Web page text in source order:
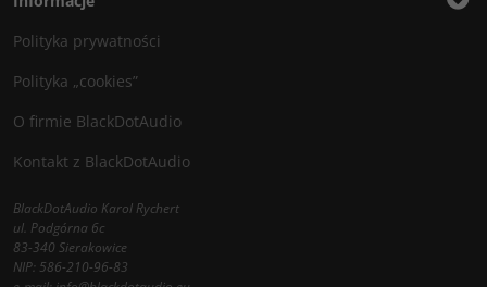
Polityka prywatności
Polityka „cookies”
O firmie BlackDotAudio
Kontakt z BlackDotAudio
BlackDotAudio Karol Rychert
ul. Podgórna 6c
83-340 Sierakowice
NIP: 586-210-96-83